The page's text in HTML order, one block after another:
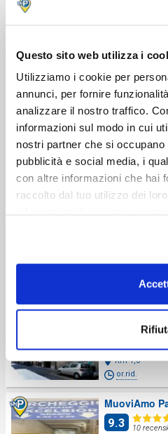
Questo sito web utilizza i
Utilizziamo i cookie per
annunci, per fornire
analizzare il nostro traffico.
informazioni sul modo in cui
nostri partner che si occupano
pubblicità e social media, i
con altre informazioni che hai
raccolto dal tuo utilizzo dei
MuoviAmo
or.rid.
EV
Stazione
9.3
42
Km 0,9
Garage
9.3
78
Garage San
6
Km 1,0
or.rid.
MuoviAmo
9.3
10